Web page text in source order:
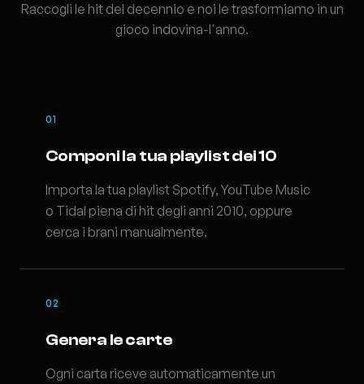
Raccogli le hit del decennio e noi le trasformiamo in un
gioco indovina-l'anno.
01
Componi la tua playlist dei 10
Importa la tua playlist Spotify, YouTube Music
o Tidal piena di hit degli anni 2010, oppure
cerca i brani manualmente.
02
Genera le carte
Ogni carta riceve automaticamente un